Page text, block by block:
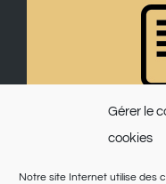
Gérer le
cookies
Notre site Internet utilise des